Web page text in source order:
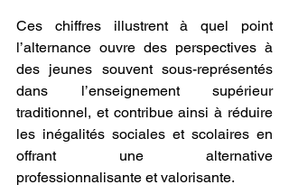
Ces chiffres illustrent à quel point
l’alternance ouvre des perspectives à
des jeunes souvent sous-représentés
dans l’enseignement supérieur
traditionnel, et contribue ainsi à réduire
les inégalités sociales et scolaires en
offrant une alternative
professionnalisante et valorisante.